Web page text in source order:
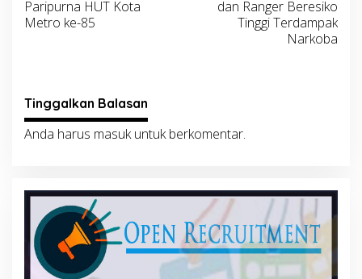
Paripurna HUT Kota
Metro ke-85
dan Ranger Beresiko
Tinggi Terdampak
Narkoba
Tinggalkan Balasan
Anda harus masukuntuk berkomentar.